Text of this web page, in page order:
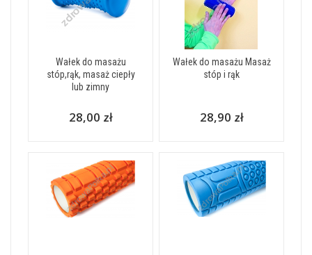
Wałek do masażu
stóp,rąk, masaż ciepły
lub zimny
28,00 zł
Wałek do masażu Masaż
stóp i rąk
28,90 zł